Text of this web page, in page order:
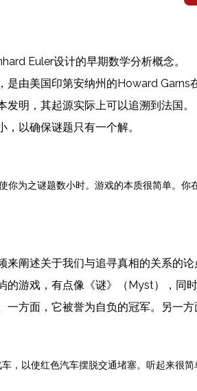
Euler设计的早期数学分析概念。
由美国印第安纳州的Howard Garns
明，其起源实际上可以追溯到法国。
以确保谜题只有一个解。
你为之谜题数小时。游戏的本质很简单。
阐述关于我们与追寻真相的关系的论
游戏，有点像《谜》（Myst），同时
一方面，它被誉为自负的冠军。另一
，以使红色汽车摆脱交通堵塞。听起来很